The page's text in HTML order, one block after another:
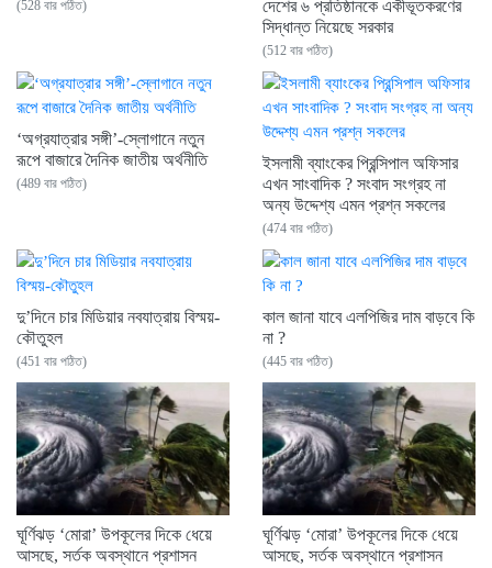
(528 বার পঠিত)
দেশের ৬ প্রতিষ্ঠানকে একীভূতকরণের
সিদ্ধান্ত নিয়েছে সরকার
(512 বার পঠিত)
‘অগ্রযাত্রার সঙ্গী’-স্লোগানে নতুন
রূপে বাজারে দৈনিক জাতীয় অর্থনীতি
(489 বার পঠিত)
ইসলামী ব্যাংকের প্রিন্সিপাল অফিসার
এখন সাংবাদিক ? সংবাদ সংগ্রহ না
অন্য উদ্দেশ্য এমন প্রশ্ন সকলের
(474 বার পঠিত)
দু’দিনে চার মিডিয়ার নবযাত্রায় বিস্ময়-
কৌতুহল
(451 বার পঠিত)
কাল জানা যাবে এলপিজির দাম বাড়বে কি
না ?
(445 বার পঠিত)
ঘূর্ণিঝড় ‘মোরা’ উপকূলের দিকে ধেয়ে
আসছে, সর্তক অবস্থানে প্রশাসন
ঘূর্ণিঝড় ‘মোরা’ উপকূলের দিকে ধেয়ে
আসছে, সর্তক অবস্থানে প্রশাসন